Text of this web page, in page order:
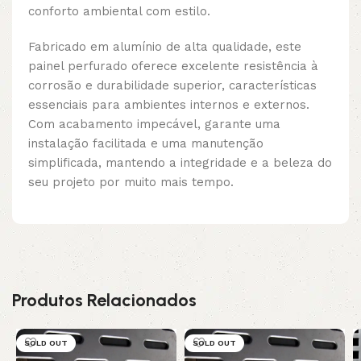
conforto ambiental com estilo.
Fabricado em alumínio de alta qualidade, este
painel perfurado oferece excelente resistência à
corrosão e durabilidade superior, características
essenciais para ambientes internos e externos.
Com acabamento impecável, garante uma
instalação facilitada e uma manutenção
simplificada, mantendo a integridade e a beleza do
seu projeto por muito mais tempo.
Produtos Relacionados
SOLD OUT SOLD OUT